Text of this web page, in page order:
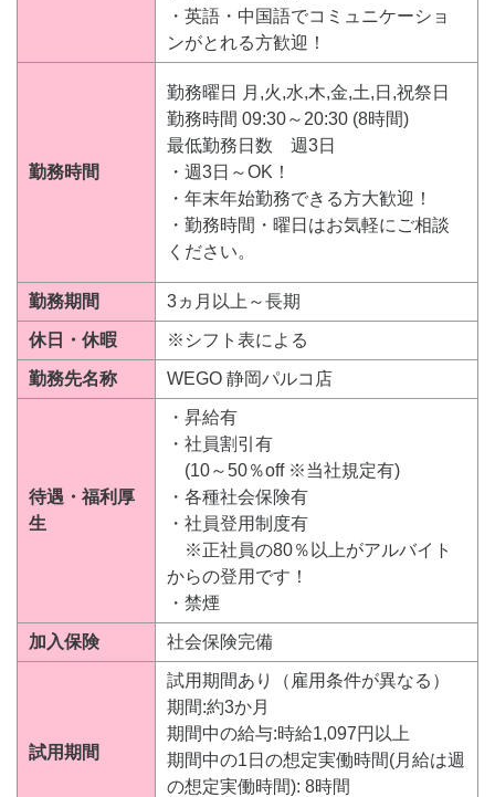
・英語・中国語でコミュニケーショ
ンがとれる方歓迎！
勤務時間
勤務曜日 月,火,水,木,金,土,日,祝祭日
勤務時間 09:30～20:30 (8時間)
最低勤務日数 週3日
・週3日～OK！
・年末年始勤務できる方大歓迎！
・勤務時間・曜日はお気軽にご相談
ください。
勤務期間 3ヵ月以上～長期
休日・休暇 ※シフト表による
勤務先名称 WEGO 静岡パルコ店
待遇・福利厚
生
・昇給有
・社員割引有
(10～50％off ※当社規定有)
・各種社会保険有
・社員登用制度有
※正社員の80％以上がアルバイト
からの登用です！
・禁煙
加入保険 社会保険完備
試用期間
試用期間あり（雇用条件が異なる）
期間:約3か月
期間中の給与:時給1,097円以上
期間中の1日の想定実働時間(月給は週
の想定実働時間): 8時間